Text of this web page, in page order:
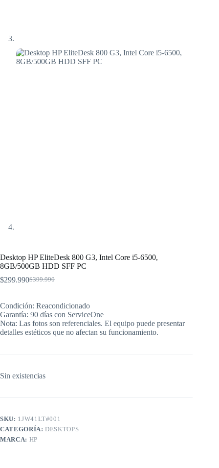
Desktop HP EliteDesk 800 G3, Intel Core i5-6500,
8GB/500GB HDD SFF PC
$399.990
El
original
era:
$399.990.
$299.990El
actual
es:
$299.990.
Condición: Reacondicionado
Garantía: 90 días con ServiceOne
Nota: Las fotos son referenciales. El equipo puede presentar
detalles estéticos que no afectan su funcionamiento.
Sin existencias
SKU: 1JW41LT#001
CATEGORÍA:DESKTOPS
MARCA: HP